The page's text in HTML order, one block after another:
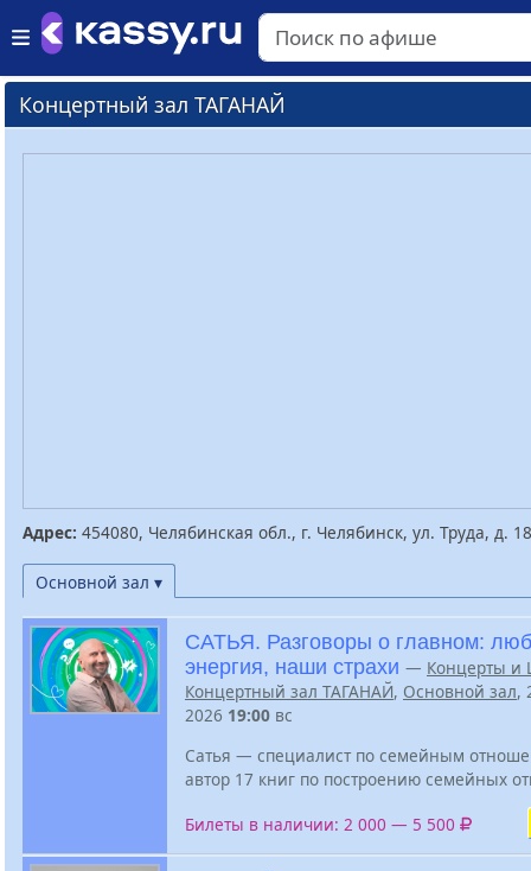
Концертный зал ТАГАНАЙ
Адрес: 454080, Челябинская обл., г. Челябинск, ул. Труда, д.
Основной зал ▾
САТЬЯ. Разговоры о главном:
энергия, наши страхи — Концерты и
Концертный зал ТАГАНАЙ, Основной зал,
2026 19:00 вс
Сатья — специалист по семейным
автор 17 книг по построению семейных
Билеты в наличии: 2 000 — 5 500